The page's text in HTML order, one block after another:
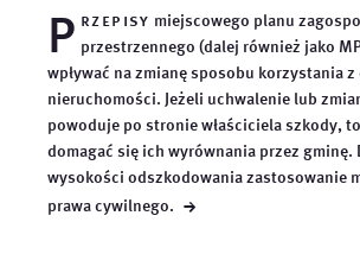
P rzepisy miejscowego planu
przestrzennego (dalej również jako
wpływać na zmianę sposobu korzystania z
nieruchomości. Jeżeli uchwalenie lub
powoduje po stronie właściciela szkody,
domagać się ich wyrównania przez gminę.
wysokości odszkodowania zastosowanie
prawacywilnego. →